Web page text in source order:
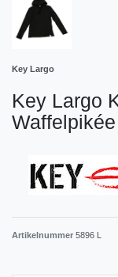
Key Largo
Key Largo
Artikelnummer 5896 L